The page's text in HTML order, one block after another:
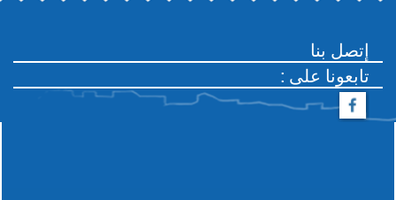
إتصل بنا
: تابعونا على